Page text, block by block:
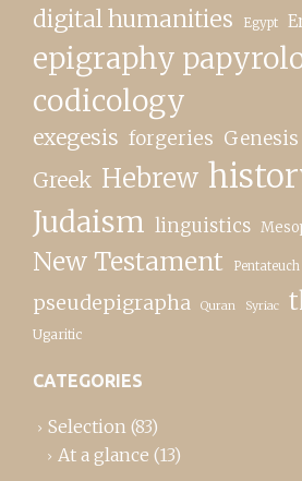
digital humanities Egypt
epigraphy
codicology
exegesis forgeries Genesis
Greek Hebrew
Judaism linguistics
New Testament Pentateuch
pseudepigrapha Quran Syriac
Ugaritic
CATEGORIES
Selection (83)
At a glance (13)